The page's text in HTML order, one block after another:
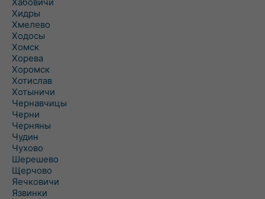
Хидры
Хмелево
Ходосы
Хомск
Хорева
Хоромск
Хотислав
Хотыничи
Чернавчицы
Черни
Черняны
Чудин
Чухово
Шерешево
Щерчово
Яечковичи
Язвинки